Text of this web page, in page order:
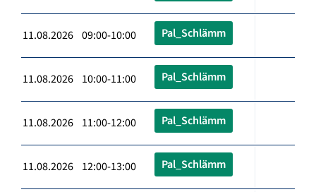
11.08.2026 09:00-10:00 Pal_Schlämm
11.08.2026 10:00-11:00 Pal_Schlämm
11.08.2026 11:00-12:00 Pal_Schlämm
11.08.2026 12:00-13:00 Pal_Schlämm